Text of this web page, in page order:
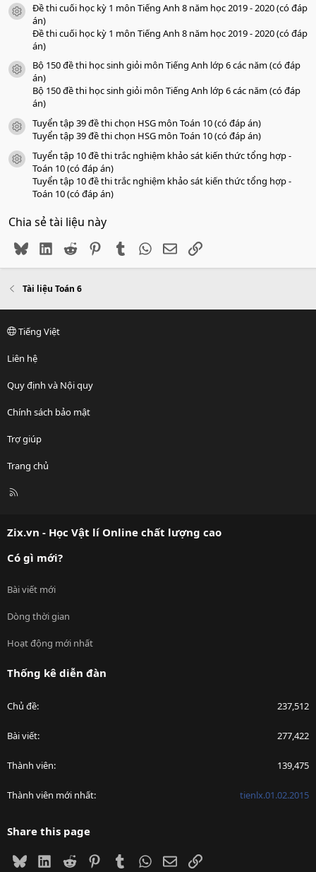
icon tài liệu
Đề thi cuối học kỳ 1 môn Tiếng Anh 8 năm học 2019 - 2020 (có đáp
án)
Đề thi cuối học kỳ 1 môn Tiếng Anh 8 năm học 2019 - 2020 (có đáp
án)
icon tài liệu
Bộ 150 đề thi học sinh giỏi môn Tiếng Anh lớp 6 các năm (có đáp
án)
Bộ 150 đề thi học sinh giỏi môn Tiếng Anh lớp 6 các năm (có đáp
án)
icon tài liệu
Tuyển tập 39 đề thi chọn HSG môn Toán 10 (có đáp án)
Tuyển tập 39 đề thi chọn HSG môn Toán 10 (có đáp án)
icon tài liệu
Tuyển tập 10 đề thi trắc nghiệm khảo sát kiến thức tổng hợp -
Toán 10 (có đáp án)
Tuyển tập 10 đề thi trắc nghiệm khảo sát kiến thức tổng hợp -
Toán 10 (có đáp án)
Chia sẻ tài liệu này
BlueskyLinkedIn
Reddit PinterestTumblr WhatsApp
EmailLink
Tài liệu Toán 6
Tiếng Việt
Liên hệ
Quy định và Nội quy
Chính sách bảo mật
Trợ giúp
Trang chủ
R
Zix.vn - Học Vật lí Online chất lượng cao
Có gì mới?
Bài viết mới
Dòng thời gian
Hoạt động mới nhất
Thống kê diễn đàn
Chủ đề 237,512
Bài viết 277,422
Thành viên 139,475
Thành viên mới nhất tienlx.01.02.2015
Share this page
BlueskyLinkedIn
Reddit PinterestTumblrWhatsApp
EmailLink